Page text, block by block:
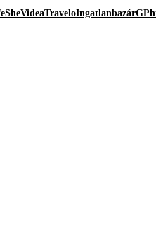
SheVideaTraveloIngatlanbazár